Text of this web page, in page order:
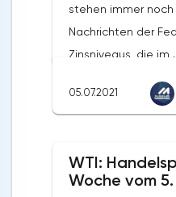
wurde im Mai
Milliarden Dollar
Jahres lag dieser
stehen immer
Nachrichten der
Zinsniveaus, die im
einer gewissen
langfristige
bestehen, auch
05.07.2021
WTI:
Woche vom 5.